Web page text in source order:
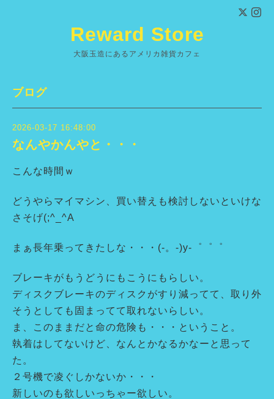
Reward Store
大阪玉造にあるアメリカ雑貨カフェ
ブログ
2026-03-17 16:48:00
なんやかんやと・・・
こんな時間ｗ
どうやらマイマシン、買い替えも検討しないといけな
さそげ(;^_^A
まぁ長年乗ってきたしな・・・(-。-)y-゜゜゜
ブレーキがもうどうにもこうにもらしい。
ディスクブレーキのディスクがすり減ってて、取り外
そうとしても固まってて取れないらしい。
ま、このままだと命の危険も・・・ということ。
執着はしてないけど、なんとかなるかなーと思って
た。
２号機で凌ぐしかないか・・・
新しいのも欲しいっちゃー欲しい。